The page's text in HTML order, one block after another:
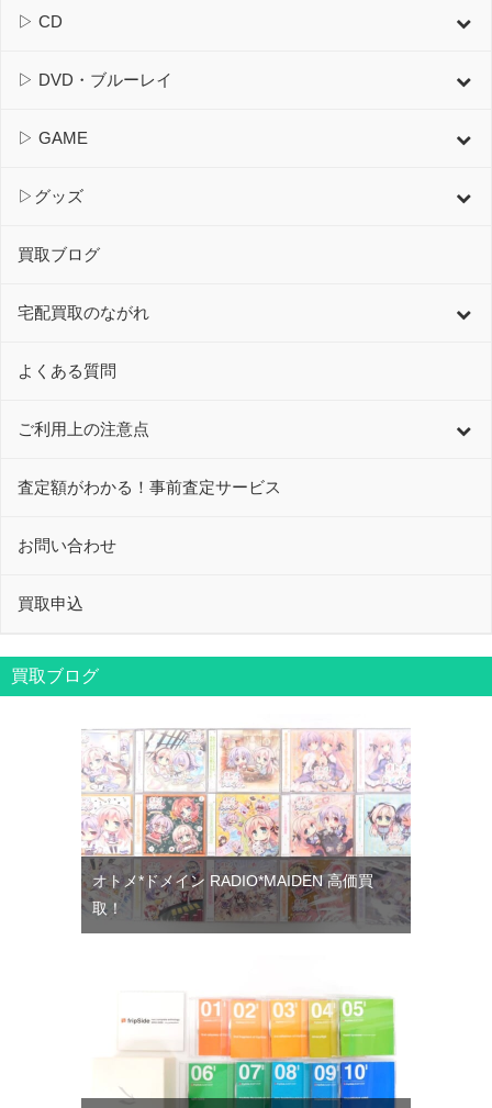
▷ CD
▷ DVD・ブルーレイ
▷ GAME
▷グッズ
買取ブログ
宅配買取のながれ
よくある質問
ご利用上の注意点
査定額がわかる！事前査定サービス
お問い合わせ
買取申込
買取ブログ
オトメ*ドメイン RADIO*MAIDEN 高価買
取！